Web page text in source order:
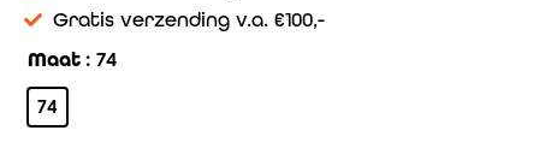
Gratis verzending v.a. €100,-
Maat : 74
74